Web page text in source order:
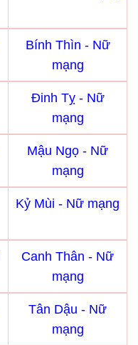
Bính Thìn - Nữ
mạng
Đinh Tỵ - Nữ
mạng
Mậu Ngọ - Nữ
mạng
Kỷ Mùi - Nữ mạng
Canh Thân - Nữ
mạng
Tân Dậu - Nữ
mạng